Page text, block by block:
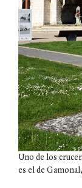
Uno de los
es el de